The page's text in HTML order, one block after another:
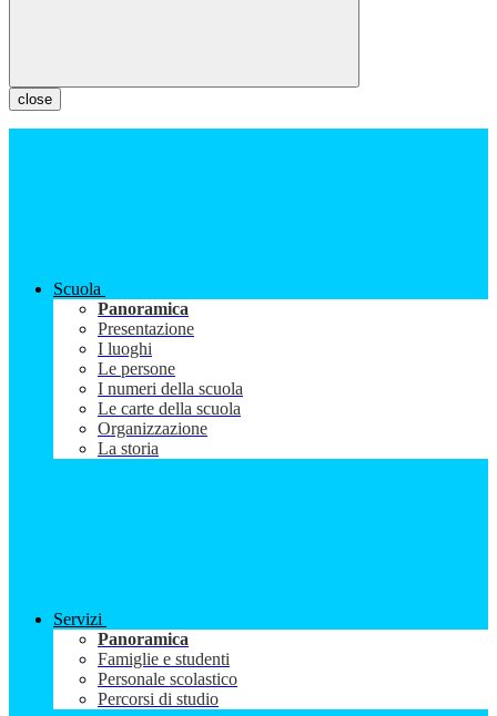
close
Scuola
Panoramica
Presentazione
I luoghi
Le persone
I numeri della scuola
Le carte della scuola
Organizzazione
La storia
Servizi
Panoramica
Famiglie e studenti
Personale scolastico
Percorsi di studio